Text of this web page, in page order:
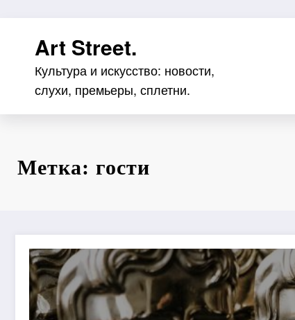
содержимомуArt Street.
Культура и искусство: новости,
слухи, премьеры, сплетни.
Метка: гости